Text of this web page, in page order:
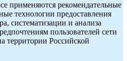
применяются рекомендательные
технологии предоставления
систематизации и анализа
пользователей сети
территории Российской